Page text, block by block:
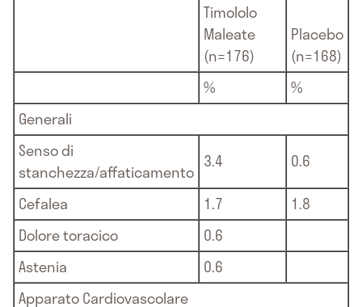
Timololo
Maleate
(n=176)
Placebo
(n=168)
%
%
Generali
Senso di
stanchezza/affaticamento 3.4
0.6
Cefalea
1.7
1.8
Dolore toracico
0.6
Astenia
0.6
Apparato Cardiovascolare